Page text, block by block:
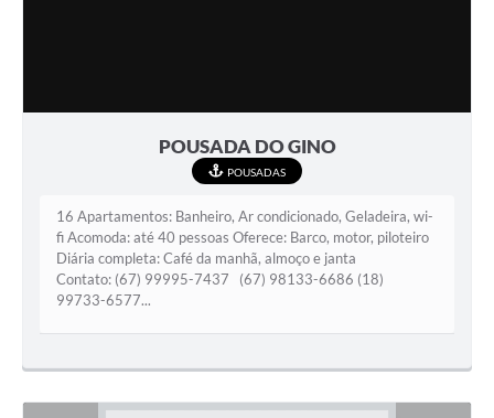
POUSADA DO GINO
POUSADAS
16 Apartamentos: Banheiro, Ar condicionado, Geladeira, wi-
fi Acomoda: até 40 pessoas Oferece: Barco, motor, piloteiro
Diária completa: Café da manhã, almoço e janta
Contato: (67) 99995-7437 (67) 98133-6686 (18)
99733-6577...